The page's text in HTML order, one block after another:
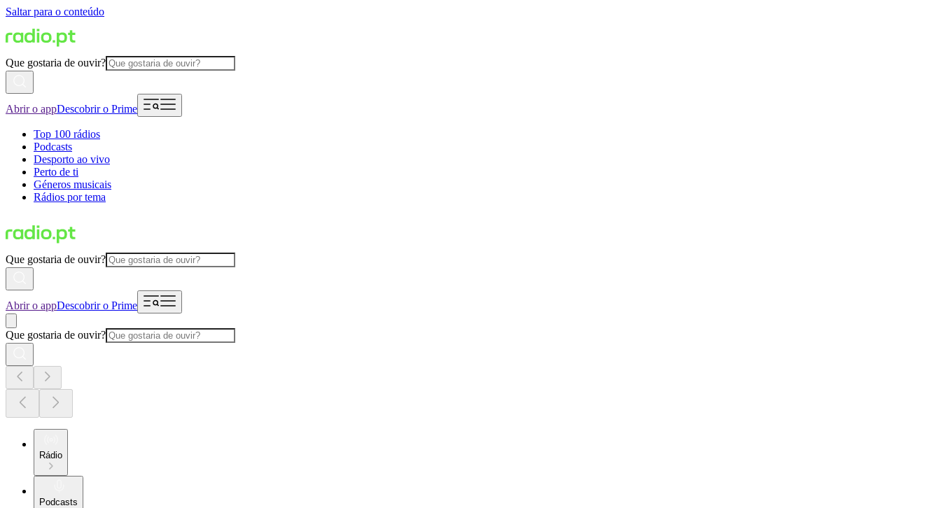
Saltar para o conteúdo
Que gostaria de ouvir?
Abrir o appDescobrir o Prime
Top 100 rádios
Podcasts
Desporto ao vivo
Perto de ti
Géneros musicais
Rádios por tema
Que gostaria de ouvir?
Abrir o appDescobrir o Prime
Que gostaria de ouvir?
Rádio
Podcasts